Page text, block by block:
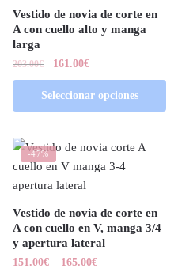
Vestido de novia de corte en
A con cuello alto y manga
larga
203.00€ 161.00€
Seleccionar opciones
-47%
Vestido de novia de corte en
A con cuello en V, manga 3/4
y apertura lateral
151.00€ – 165.00€